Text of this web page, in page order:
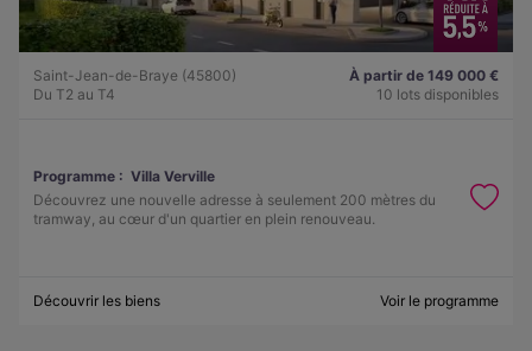
Saint-Jean-de-Braye (45800)
Du T2 au T4
À partir de 149 000 €
10 lots disponibles
Programme : Villa Verville
Découvrez une nouvelle adresse à seulement 200 mètres du
tramway, au cœur d'un quartier en plein renouveau.
Découvrir les biens Voir le programme